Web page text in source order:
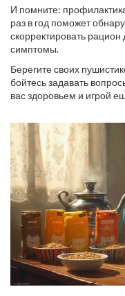
И помните:
раз в год поможет
скорректировать рацион
симптомы.
Берегите своих
бойтесь задавать
вас здоровьем и игрой